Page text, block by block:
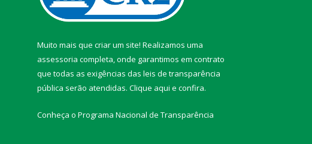
Muito mais que criar um site! Realizamos uma
assessoria completa, onde garantimos em contrato
que todas as exigências das leis de transparência
pública serão atendidas. Clique aqui e confira.
Conheça o Programa Nacional de Transparência